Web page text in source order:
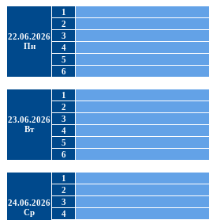
22.06.2026
Пн
1
2
3
4
5
6
23.06.2026
Вт
1
2
3
4
5
6
24.06.2026
Ср
1
2
3
4